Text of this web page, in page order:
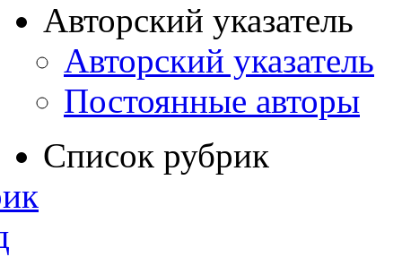
Авторский указатель
Авторский указатель
Постоянные авторы
Список рубрик